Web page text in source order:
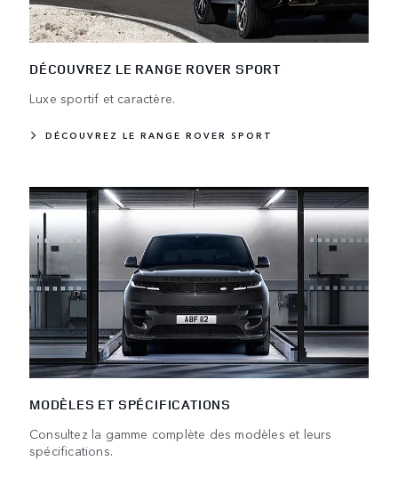
DÉCOUVREZ LE RANGE ROVER SPORT
Luxe sportif et caractère.
DÉCOUVREZ LE RANGE ROVER SPORT
MODÈLES ET SPÉCIFICATIONS
Consultez la gamme complète des modèles et leurs
spécifications.